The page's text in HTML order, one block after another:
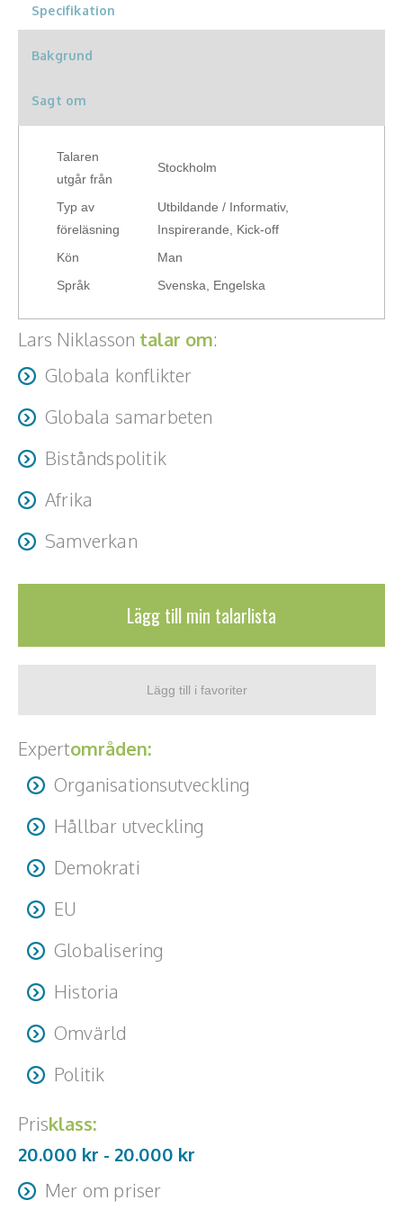
Teamwork, teambuilding, relationer
Vård, omsorg, beroende
Kända personer
Författare
Idrottare och äventyrare
Kända musiker
Alla talare
Alla ämnen
Specifikation
Bakgrund
Sagt om
Talaren
utgår från
Stockholm
Typ av
föreläsning
Utbildande / Informativ,
Inspirerande, Kick-off
Kön
Man
Språk
Svenska, Engelska
Lars Niklasson talar om:
Globala konflikter
Globala samarbeten
Biståndspolitik
Afrika
Samverkan
Lägg till min talarlista
Expertområden:
Organisationsutveckling
Hållbar utveckling
Demokrati
EU
Globalisering
Historia
Omvärld
Politik
Prisklass:
20.000 kr - 20.000 kr
Mer om priser